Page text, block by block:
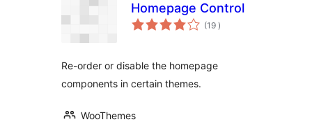
Homepage Control
(19 aantal
beoordelingen
)
Re-order or disable the homepage
components in certain themes.
WooThemes